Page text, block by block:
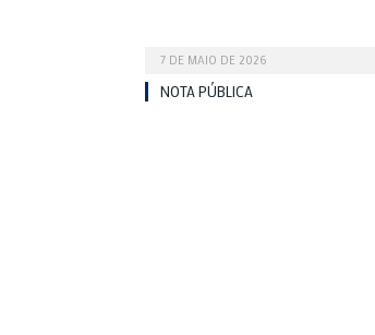
7 DE MAIO DE 2026
NOTA PÚBLICA